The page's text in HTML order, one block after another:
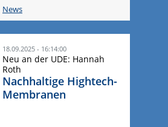
News
18.09.2025 - 16:14:00
Neu an der UDE: Hannah
Roth
Nachhaltige Hightech-
Membranen